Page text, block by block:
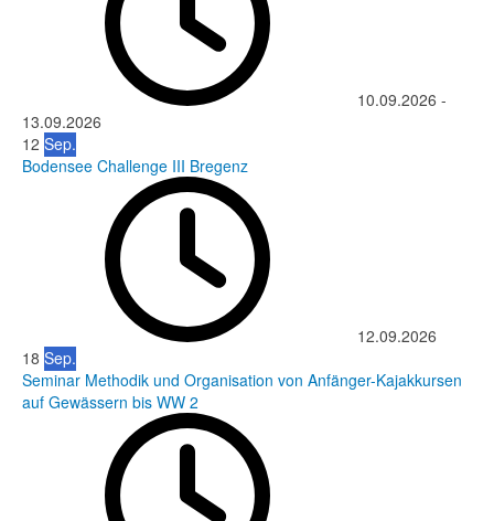
10.09.2026 -
13.09.2026
12 Sep.
Bodensee Challenge III Bregenz
12.09.2026
18 Sep.
Seminar Methodik und Organisation von Anfänger-Kajakkursen
auf Gewässern bis WW 2